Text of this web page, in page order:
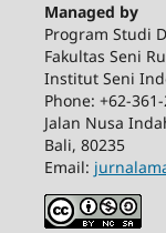
Managed by
Program Studi
Fakultas Seni
Institut Seni
Phone: +62-
Jalan Nusa
Bali, 80235
Email: